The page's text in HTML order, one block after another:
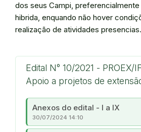
dos seus Campi,
hibrida, enquando não hover
realização de atividades presencias.
Edital N° 10/2021 - PROEX/
Apoio a projetos de
Anexos do edital - I a IX
30/07/2024 14:10